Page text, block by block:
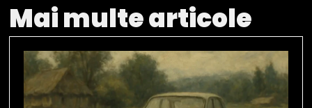
Mai multe articole